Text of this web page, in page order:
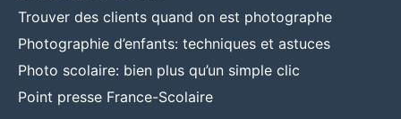
Trouver des clients quand on est photographe
Photographie d’enfants: techniques et astuces
Photo scolaire: bien plus qu’un simple clic
Point presse France-Scolaire